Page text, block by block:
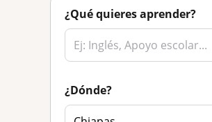
¿Qué quieres aprender?
¿Dónde?